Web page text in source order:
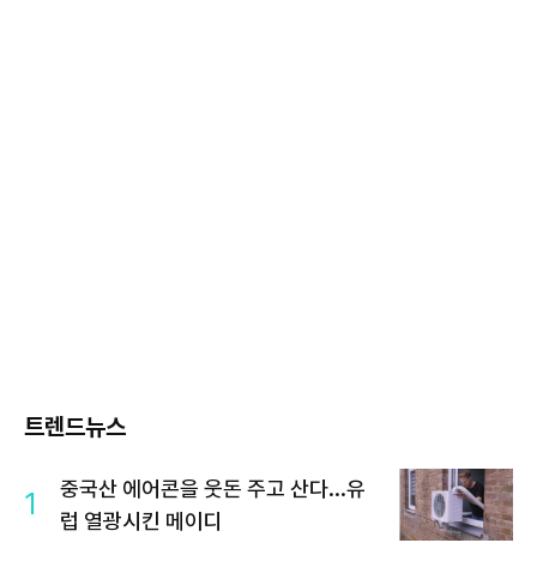
트렌드뉴스
1
중국산 에어콘을 웃돈 주고 산다...유
럽 열광시킨 메이디